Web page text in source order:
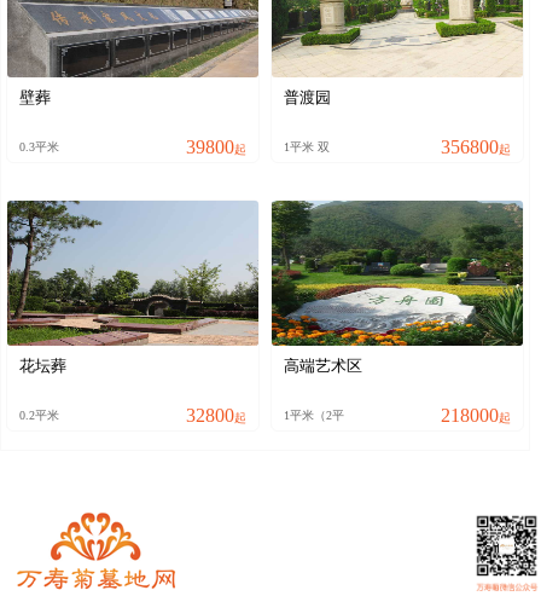
壁葬
0.3平米 39800起
普渡园
1平米 双 356800起
花坛葬
0.2平米 32800起
高端艺术区
1平米（2平 218000起